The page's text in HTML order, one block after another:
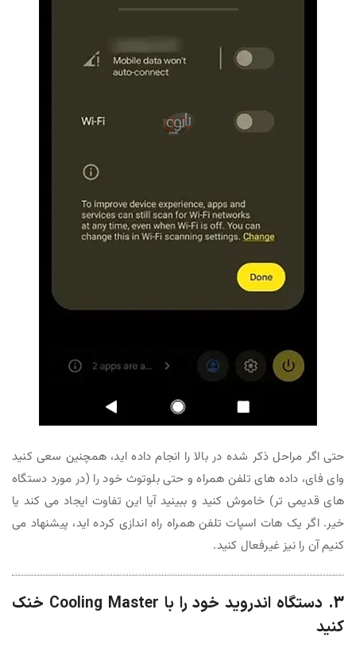
حتی اگر مراحل ذکر شده در بالا را انجام داده اید، همچنین سعی کنید
وای فای، داده های تلفن همراه و حتی بلوتوث خود را (در مورد دستگاه
های قدیمی تر) خاموش کنید و ببینید آیا این تفاوت ایجاد می کند یا
خیر. اگر یک هات اسپات تلفن همراه راه اندازی کرده اید، پیشنهاد می
کنیم آن را نیز غیرفعال کنید.
3. دستگاه اندروید خود را با Cooling Master خنک
کنید